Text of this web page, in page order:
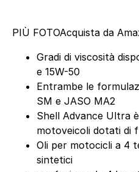
PIÙ FOTOAcquista da
Gradi di viscosità
e 15W-50
Entrambe le
SM e JASO MA2
Shell Advance Ultra
motoveicoli dotati di
Oli per motocicli a 4
sintetici